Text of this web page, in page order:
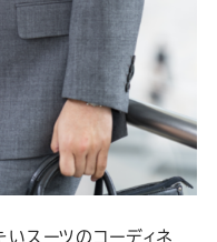
スーツのコーディネ